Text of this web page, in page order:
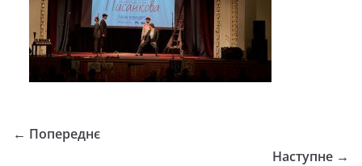
← Попереднє
Наступне →